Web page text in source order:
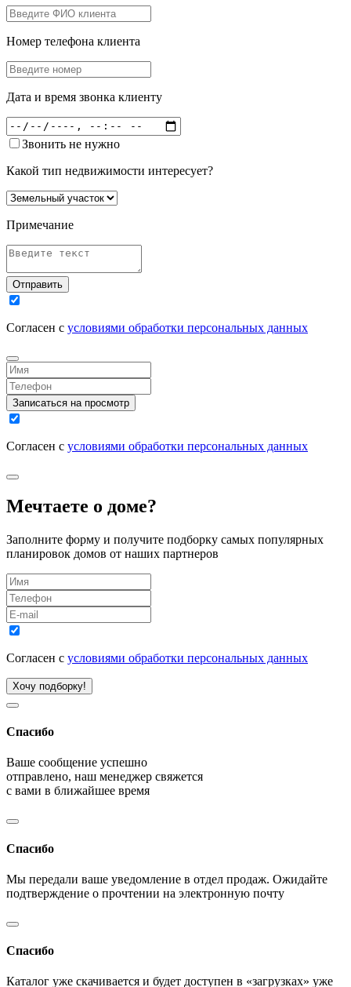
Номер телефона клиента
Дата и время звонка клиенту
Звонить не нужно
Какой тип недвижимости интересует?
Примечание
Отправить
Согласен с условиями обработки персональных данных
Записаться на просмотр
Согласен с условиями обработки персональных данных
Мечтаете о доме?
Заполните форму и получите подборку самых популярных
планировок домов от наших партнеров
Согласен с условиями обработки персональных данных
Хочу подборку!
Спасибо
Ваше сообщение успешно
отправлено, наш менеджер свяжется
с вами в ближайшее время
Спасибо
Мы передали ваше уведомление в отдел продаж. Ожидайте
подтверждение о прочтении на электронную почту
Спасибо
Каталог уже скачивается и будет доступен в «загрузках» уже